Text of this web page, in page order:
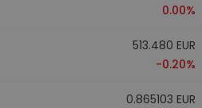
0.00%
513.480 EUR
-0.20%
0.865103 EUR